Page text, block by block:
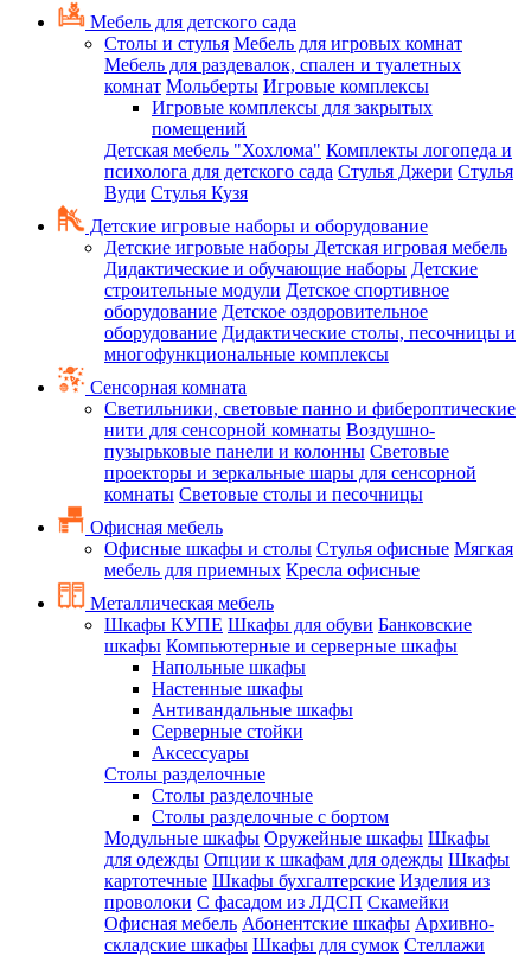
Мебель для детского сада
Столы и стулья Мебель для игровых комнат
Мебель для раздевалок, спален и туалетных
комнат Мольберты Игровые комплексы
Игровые комплексы для закрытых
помещений
Детская мебель "Хохлома" Комплекты логопеда и
психолога для детского сада Стулья Джери Стулья
Вуди Стулья Кузя
Детские игровые наборы и оборудование
Детские игровые наборы Детская игровая мебель
Дидактические и обучающие наборы Детские
строительные модули Детское спортивное
оборудование Детское оздоровительное
оборудование Дидактические столы, песочницы и
многофункциональные комплексы
Сенсорная комната
Светильники, световые панно и фибероптические
нити для сенсорной комнаты Воздушно-
пузырьковые панели и колонны Световые
проекторы и зеркальные шары для сенсорной
комнаты Световые столы и песочницы
Офисная мебель
Офисные шкафы и столы Стулья офисные Мягкая
мебель для приемных Кресла офисные
Металлическая мебель
Шкафы КУПЕ Шкафы для обуви Банковские
шкафы Компьютерные и серверные шкафы
Напольные шкафы
Настенные шкафы
Антивандальные шкафы
Серверные стойки
Аксессуары
Столы разделочные
Столы разделочные
Столы разделочные с бортом
Модульные шкафы Оружейные шкафы Шкафы
для одежды Опции к шкафам для одежды Шкафы
картотечные Шкафы бухгалтерские Изделия из
проволоки С фасадом из ЛДСП Скамейки
Офисная мебель Абонентские шкафы Архивно-
складские шкафы Шкафы для сумок Стеллажи